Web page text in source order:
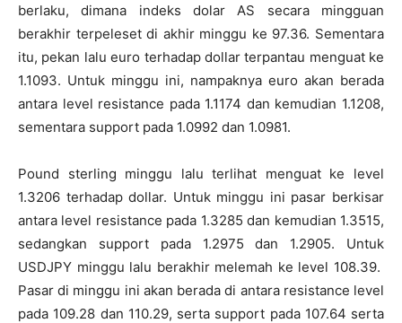
berlaku, dimana indeks dolar AS secara mingguan
berakhir terpeleset di akhir minggu ke 97.36. Sementara
itu, pekan lalu euro terhadap dollar terpantau menguat ke
1.1093. Untuk minggu ini, nampaknya euro akan berada
antara level resistance pada 1.1174 dan kemudian 1.1208,
sementara support pada 1.0992 dan 1.0981.
Pound sterling minggu lalu terlihat menguat ke level
1.3206 terhadap dollar. Untuk minggu ini pasar berkisar
antara level resistance pada 1.3285 dan kemudian 1.3515,
sedangkan support pada 1.2975 dan 1.2905. Untuk
USDJPY minggu lalu berakhir melemah ke level 108.39.
Pasar di minggu ini akan berada di antara resistance level
pada 109.28 dan 110.29, serta support pada 107.64 serta